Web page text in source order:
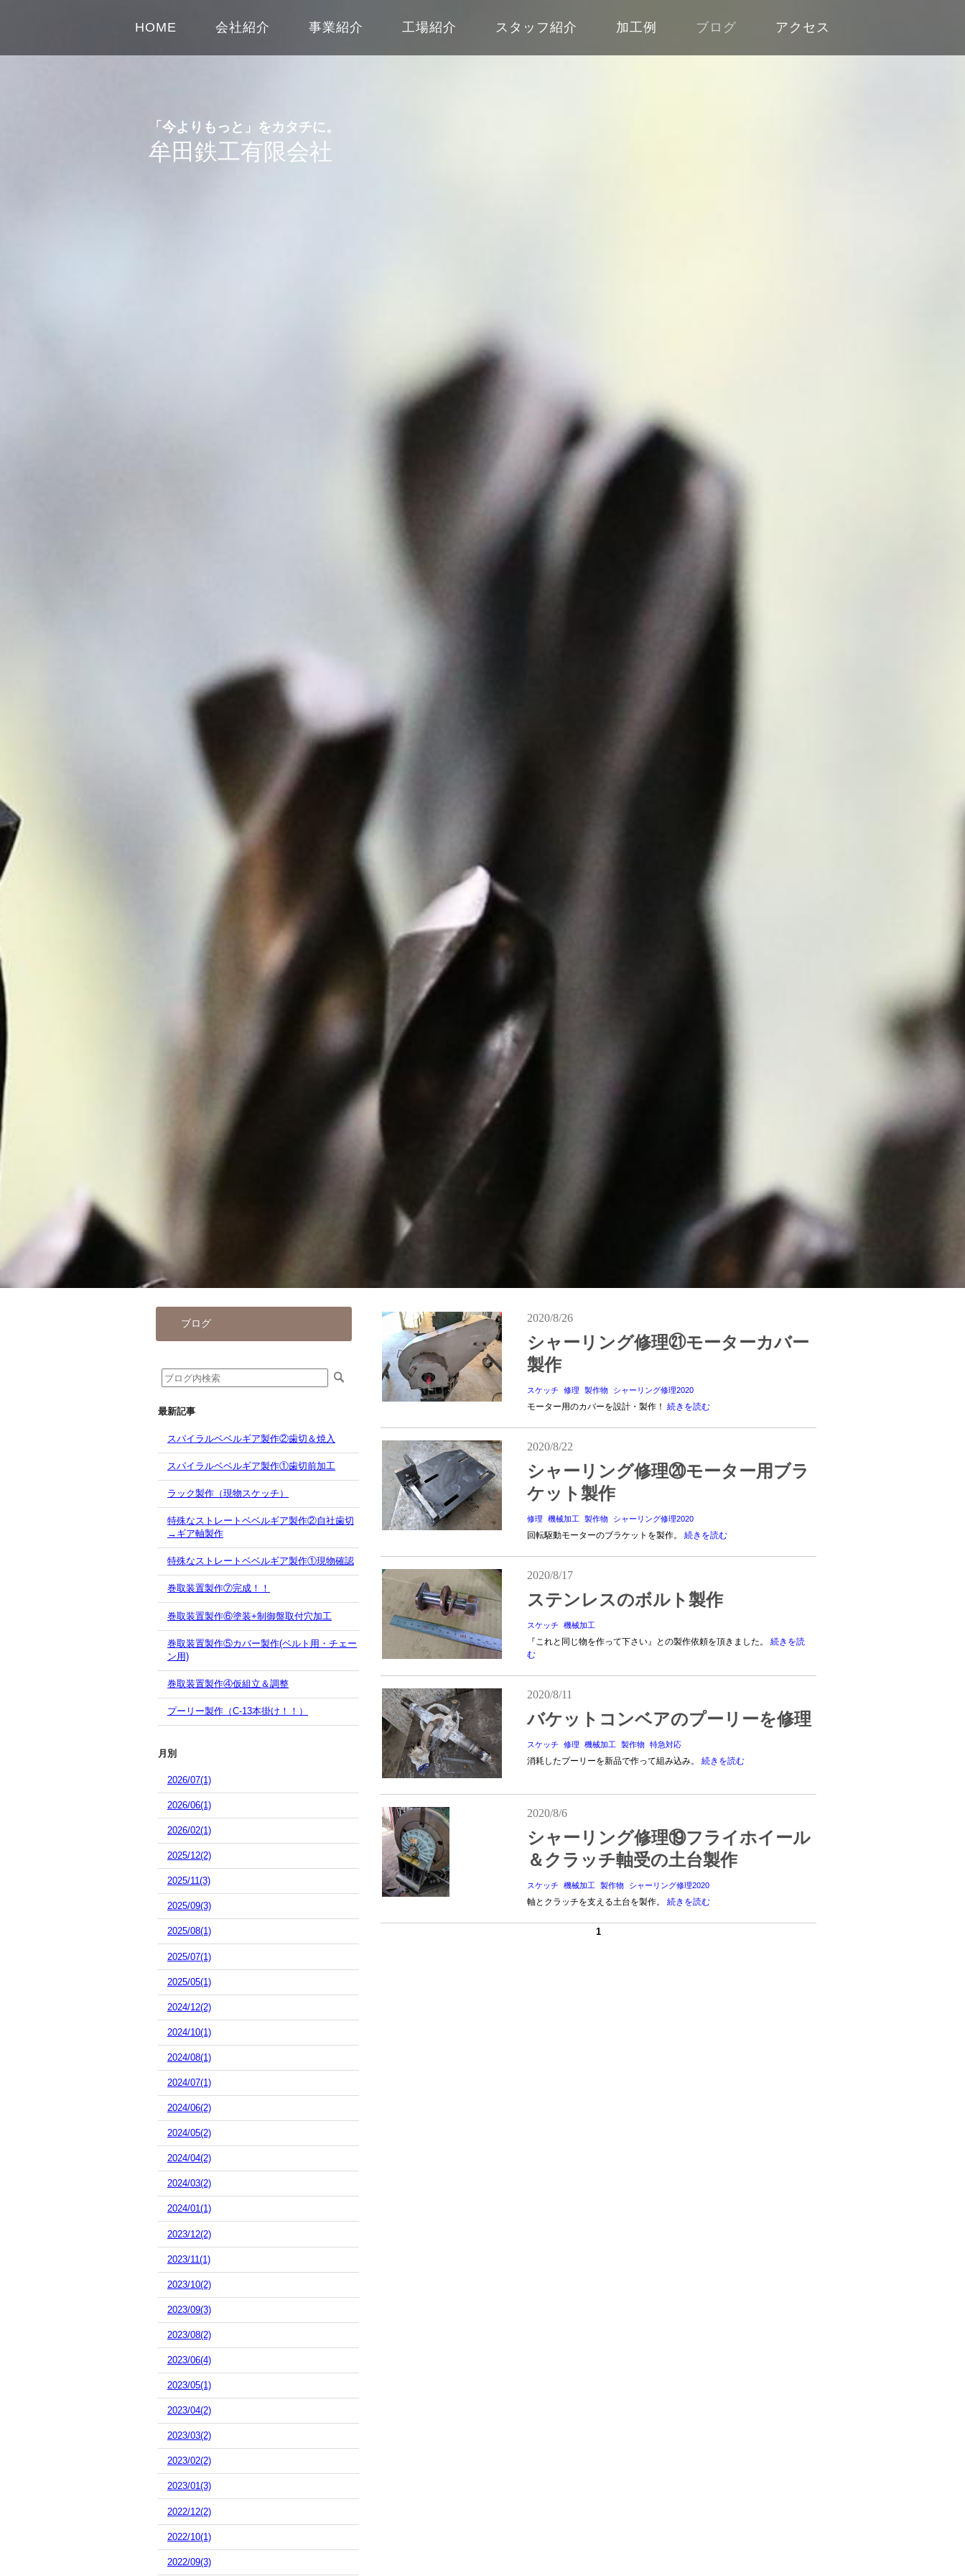
HOME 会社紹介 事業紹介 工場紹介 スタッフ紹介 加工例 ブログ アクセス
「今よりもっと」をカタチに。
牟田鉄工有限会社
ブログ
最新記事
スパイラルベベルギア製作②歯切＆焼入
スパイラルベベルギア製作①歯切前加工
ラック製作（現物スケッチ）
特殊なストレートベベルギア製作②自社歯切
→ギア軸製作
特殊なストレートベベルギア製作①現物確認
巻取装置製作⑦完成！！
巻取装置製作⑥塗装+制御盤取付穴加工
巻取装置製作⑤カバー製作(ベルト用・チェー
ン用)
巻取装置製作④仮組立＆調整
プーリー製作（C-13本掛け！！）
月別
2026/07(1)
2026/06(1)
2026/02(1)
2025/12(2)
2025/11(3)
2025/09(3)
2025/08(1)
2025/07(1)
2025/05(1)
2024/12(2)
2024/10(1)
2024/08(1)
2024/07(1)
2024/06(2)
2024/05(2)
2024/04(2)
2024/03(2)
2024/01(1)
2023/12(2)
2023/11(1)
2023/10(2)
2023/09(3)
2023/08(2)
2023/06(4)
2023/05(1)
2023/04(2)
2023/03(2)
2023/02(2)
2023/01(3)
2022/12(2)
2022/10(1)
2022/09(3)
2020/8/26
シャーリング修理㉑モーターカバー
製作
スケッチ 修理 製作物 シャーリング修理2020
モーター用のカバーを設計・製作！続きを読む
2020/8/22
シャーリング修理⑳モーター用ブラ
ケット製作
修理 機械加工 製作物 シャーリング修理2020
回転駆動モーターのブラケットを製作。続きを読む
2020/8/17
ステンレスのボルト製作
スケッチ 機械加工
『これと同じ物を作って下さい』との製作依頼を頂きました。続きを読
む
2020/8/11
バケットコンベアのプーリーを修理
スケッチ 修理 機械加工 製作物 特急対応
消耗したプーリーを新品で作って組み込み。続きを読む
2020/8/6
シャーリング修理⑲フライホイール
＆クラッチ軸受の土台製作
スケッチ 機械加工 製作物 シャーリング修理2020
軸とクラッチを支える土台を製作。続きを読む
1